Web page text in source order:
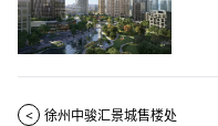
< 徐州中骏汇景城售楼处